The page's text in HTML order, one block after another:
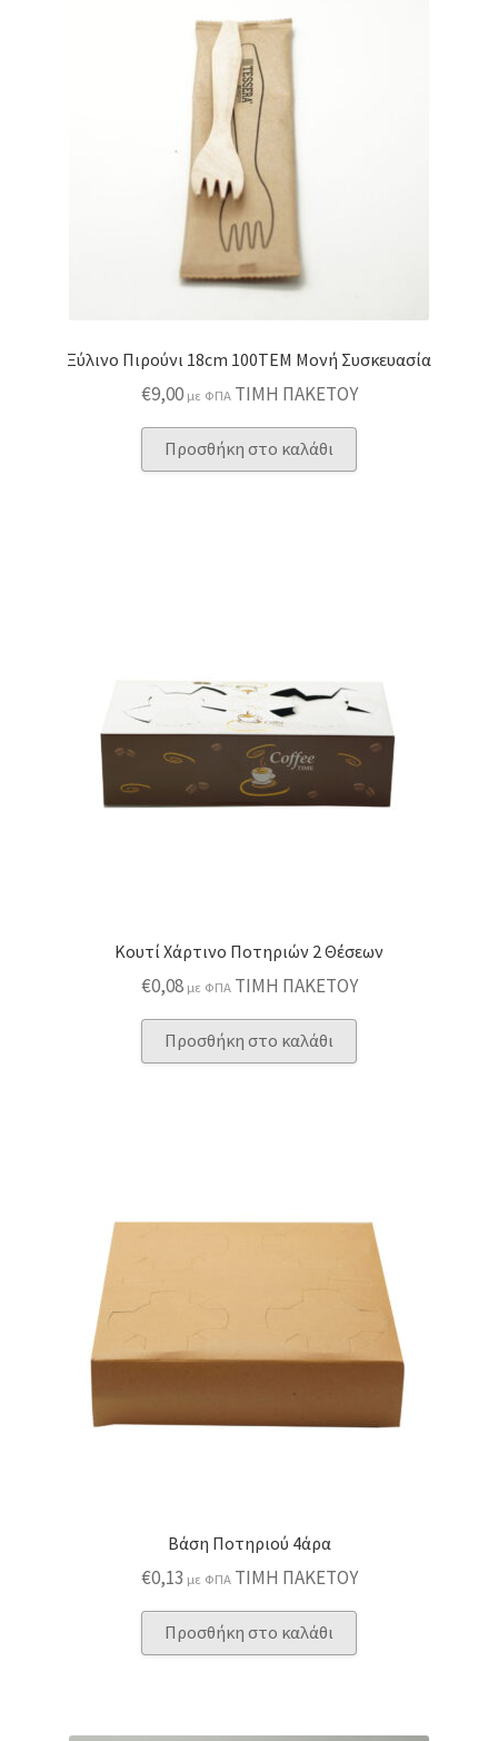
Ξύλινο Πιρούνι 18cm 100TEΜ Μονή Συσκευασία
€9,00 με ΦΠΑ ΤΙΜΗ ΠΑΚΕΤΟΥ
Προσθήκη στο καλάθι
Κουτί Χάρτινο Ποτηριών 2 Θέσεων
€0,08 με ΦΠΑ ΤΙΜΗ ΠΑΚΕΤΟΥ
Προσθήκη στο καλάθι
Βάση Ποτηριού 4άρα
€0,13 με ΦΠΑ ΤΙΜΗ ΠΑΚΕΤΟΥ
Προσθήκη στο καλάθι